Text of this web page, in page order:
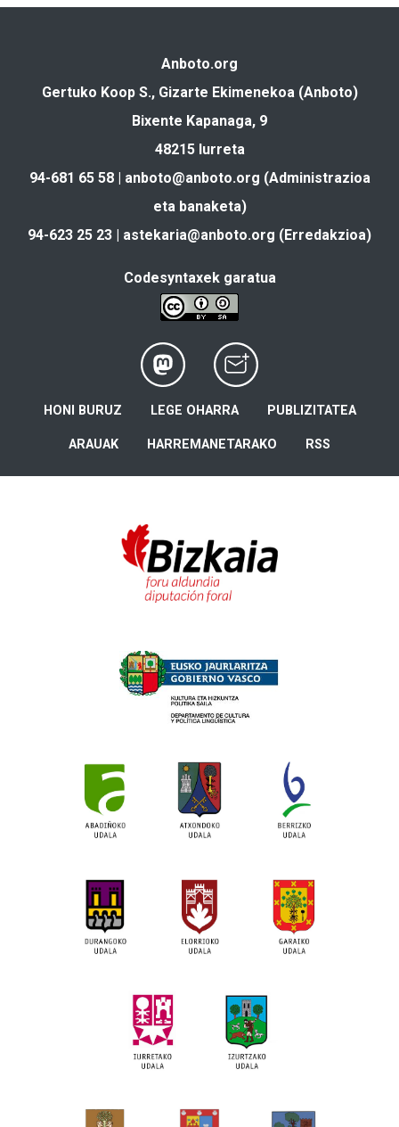
Anboto.org
Gertuko Koop S., Gizarte Ekimenekoa (Anboto)
Bixente Kapanaga, 9
48215 Iurreta
94-681 65 58 | anboto@anboto.org (Administrazioa
eta banaketa)
94-623 25 23 | astekaria@anboto.org (Erredakzioa)
Codesyntaxek garatua
HONI BURUZ LEGE OHARRA PUBLIZITATEA
ARAUAK HARREMANETARAKO RSS